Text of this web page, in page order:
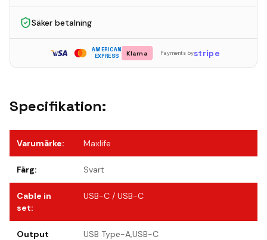
Säker betalning
AMERICAN
EXPRESS
Klarna Payments bystripe
Specifikation:
Varumärke: Maxlife
Färg: Svart
Cable in
set:
USB-C / USB-C
Output
USB Type-A,USB-C